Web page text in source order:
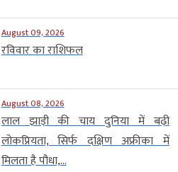
August 09, 2026
रविवार का राशिफल
August 08, 2026
लाल झाड़ी की चाय दुनिया में बढ़ी
लोकप्रियता, सिर्फ दक्षिण अफ्रीका में
मिलता है पौधा,...